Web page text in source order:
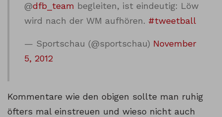
@dfb_team begleiten, ist eindeutig: Löw
wird nach der WM aufhören. #tweetball
— Sportschau (@sportschau) November
5, 2012
Kommentare wie den obigen sollte man ruhig
öfters mal einstreuen und wieso nicht auch